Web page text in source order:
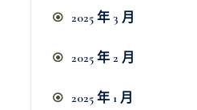
2025 年 3 月
2025 年 2 月
2025 年 1 月